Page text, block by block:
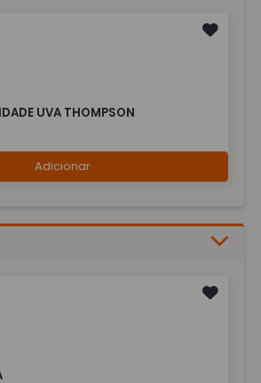
UVA THOMPSON
Adicionar